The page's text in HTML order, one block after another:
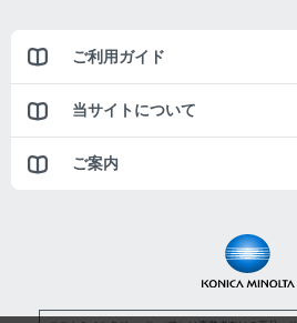
ご利用ガイド
当サイトについて
ご案内